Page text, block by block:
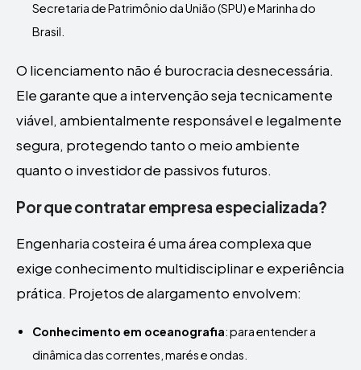
Secretaria de Patrimônio da União (SPU) e Marinha do
Brasil.
O licenciamento não é burocracia desnecessária.
Ele garante que a intervenção seja tecnicamente
viável, ambientalmente responsável e legalmente
segura, protegendo tanto o meio ambiente
quanto o investidor de passivos futuros.
Por que contratar empresa especializada?
Engenharia costeira é uma área complexa que
exige conhecimento multidisciplinar e experiência
prática. Projetos de alargamento envolvem:
Conhecimento em oceanografia: para entender a
dinâmica das correntes, marés e ondas.